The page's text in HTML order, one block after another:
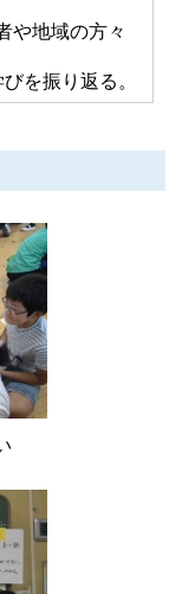
や地域の方々
を振り返る。